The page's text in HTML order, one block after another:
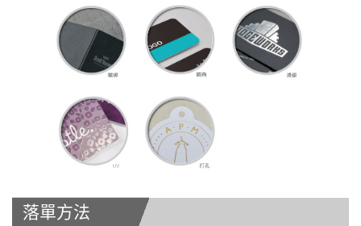
落單方法